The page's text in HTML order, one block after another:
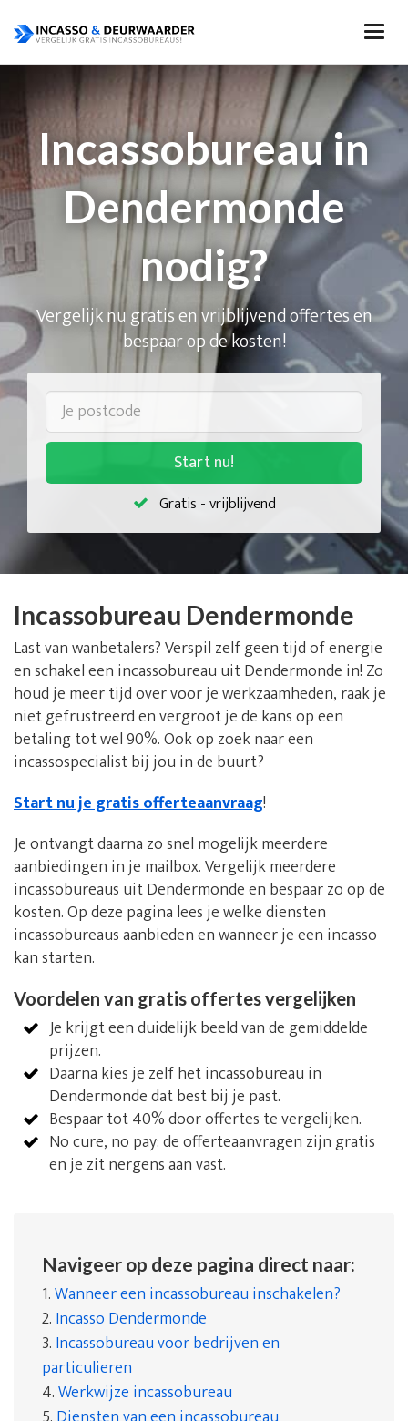
Incassobureau in
Dendermonde
nodig?
Vergelijk nu gratis en vrijblijvend offertes en
bespaar op de kosten!
Start nu!
Gratis - vrijblijvend
Incassobureau Dendermonde
Last van wanbetalers? Verspil zelf geen tijd of energie
en schakel een incassobureau uit Dendermonde in! Zo
houd je meer tijd over voor je werkzaamheden, raak je
niet gefrustreerd en vergroot je de kans op een
betaling tot wel 90%. Ook op zoek naar een
incassospecialist bij jou in de buurt?
Start nu je gratis offerteaanvraag!
Je ontvangt daarna zo snel mogelijk meerdere
aanbiedingen in je mailbox. Vergelijk meerdere
incassobureaus uit Dendermonde en bespaar zo op de
kosten. Op deze pagina lees je welke diensten
incassobureaus aanbieden en wanneer je een incasso
kan starten.
Voordelen van gratis offertes vergelijken
Je krijgt een duidelijk beeld van de gemiddelde
prijzen.
Daarna kies je zelf het incassobureau in
Dendermonde dat best bij je past.
Bespaar tot 40% door offertes te vergelijken.
No cure, no pay: de offerteaanvragen zijn gratis
en je zit nergens aan vast.
Navigeer op deze pagina direct naar:
1.Wanneer een incassobureau inschakelen?
2. Incasso Dendermonde
3. Incassobureau voor bedrijven en
particulieren
4.Werkwijze incassobureau